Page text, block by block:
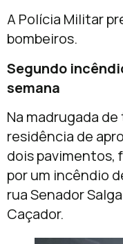
A Polícia Militar
bombeiros.
Segundo
semana
Na madrugada
residência de
dois
por um incêndio
rua Senador
Caçador.